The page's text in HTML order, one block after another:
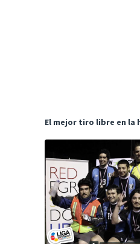
El mejor tiro libre en la